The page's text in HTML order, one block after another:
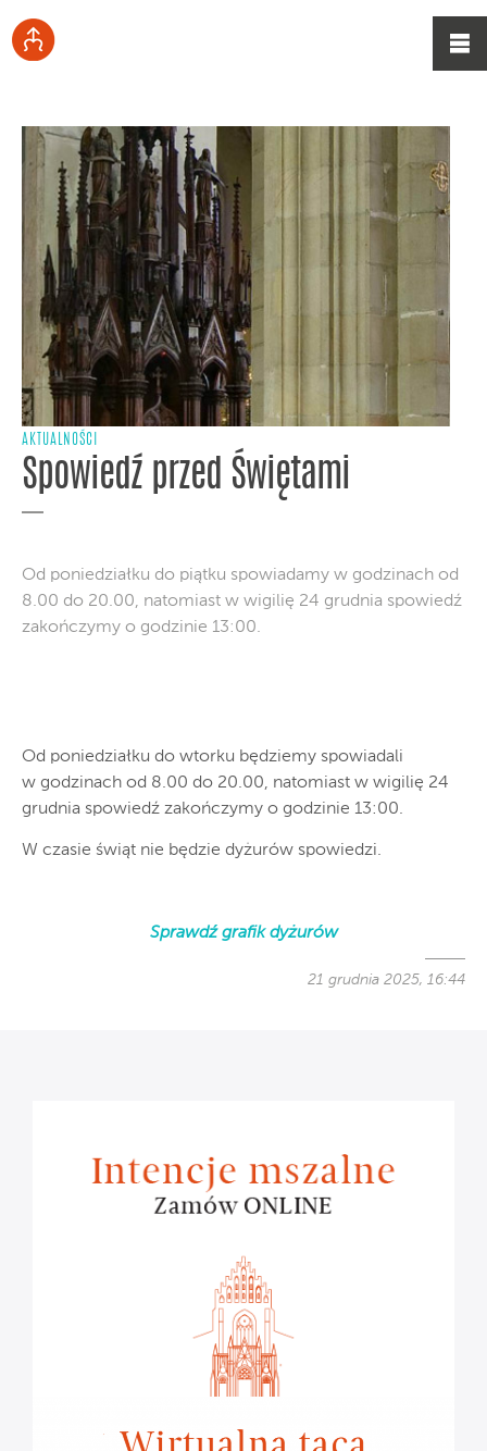
AKTUALNOŚCI
Spowiedź przed Świętami
Od poniedziałku do piątku spowiadamy w godzinach od
8.00 do 20.00, natomiast w wigilię 24 grudnia spowiedź
zakończymy o godzinie 13:00.
Od poniedziałku do wtorku będziemy spowiadali
w godzinach od 8.00 do 20.00, natomiast w wigilię 24
grudnia spowiedź zakończymy o godzinie 13:00.
W czasie świąt nie będzie dyżurów spowiedzi.
Sprawdź grafik dyżurów
21 grudnia 2025, 16:44